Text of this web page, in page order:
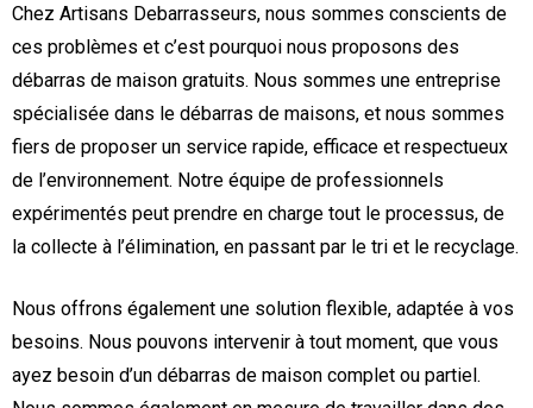
Chez Artisans Debarrasseurs, nous sommes conscients de
ces problèmes et c’est pourquoi nous proposons des
débarras de maison gratuits. Nous sommes une entreprise
spécialisée dans le débarras de maisons, et nous sommes
fiers de proposer un service rapide, efficace et respectueux
de l’environnement. Notre équipe de professionnels
expérimentés peut prendre en charge tout le processus, de
la collecte à l’élimination, en passant par le tri et le recyclage.
Nous offrons également une solution flexible, adaptée à vos
besoins. Nous pouvons intervenir à tout moment, que vous
ayez besoin d’un débarras de maison complet ou partiel.